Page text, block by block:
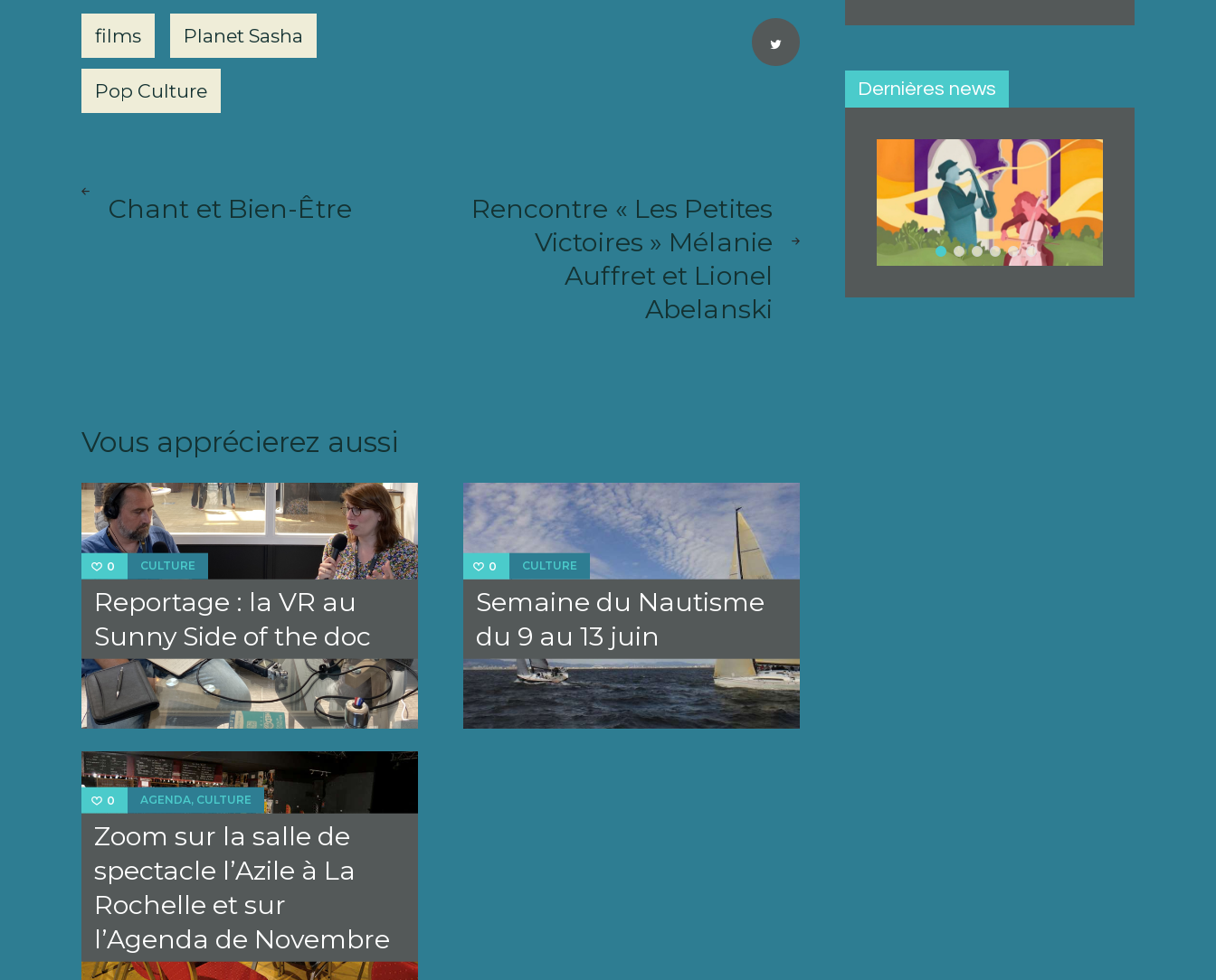
films Planet Sasha
Pop Culture
de
l’article
SUIVANT
Chant et Bien-Être
Rencontre « Les Petites
Victoires » Mélanie
Auffret et Lionel
Abelanski
Vous apprécierez aussi
0 CULTURE
Reportage : la VR au
Sunny Side of the doc
0 CULTURE
Semaine du Nautisme
du 9 au 13 juin
0 AGENDA, CULTURE
Zoom sur la salle de
spectacle l’Azile à La
Rochelle et sur
l’Agenda de Novembre
Dernières news